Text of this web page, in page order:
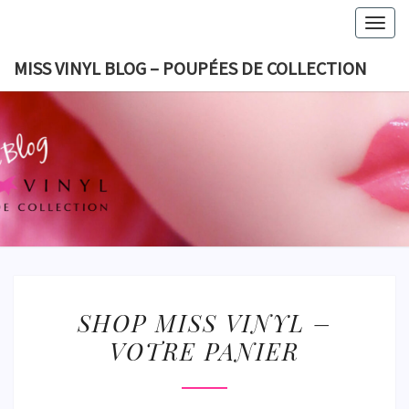
content
MISS VINYL BLOG – POUPÉES DE COLLECTION
MISS
BLOG
MISS
VINYL
SHOP MISS VINYL –
VOTRE PANIER